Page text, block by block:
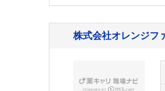
株式会社オレンジ